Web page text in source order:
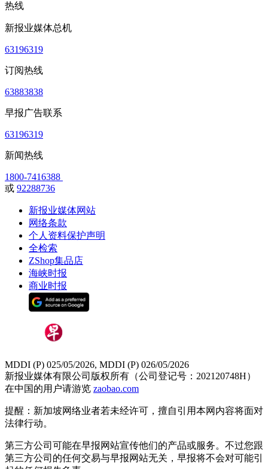
热线
新报业媒体总机
63196319
订阅热线
63883838
早报广告联系
63196319
新闻热线
1800-7416388
或 92288736
新报业媒体网站
网络条款
个人资料保护声明
全检索
ZShop集品店
海峡时报
商业时报
MDDI (P) 025/05/2026, MDDI (P) 026/05/2026
新报业媒体有限公司版权所有（公司登记号：202120748H）
在中国的用户请游览 zaobao.com
提醒：新加坡网络业者若未经许可，擅自引用本网内容将面对
法律行动。
第三方公司可能在早报网站宣传他们的产品或服务。不过您跟
第三方公司的任何交易与早报网站无关，早报将不会对可能引